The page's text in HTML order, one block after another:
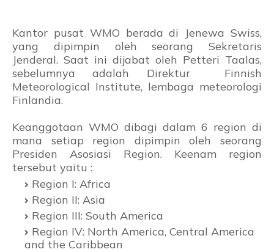
Kantor pusat WMO berada di Jenewa Swiss,
yang dipimpin oleh seorang Sekretaris
Jenderal. Saat ini dijabat oleh Petteri Taalas,
sebelumnya adalah Direktur Finnish
Meteorological Institute, lembaga meteorologi
Finlandia.
Keanggotaan WMO dibagi dalam 6 region di
mana setiap region dipimpin oleh seorang
Presiden Asosiasi Region. Keenam region
tersebut yaitu :
Region I: Africa
Region II: Asia
Region III: South America
Region IV: North America, Central America
and the Caribbean